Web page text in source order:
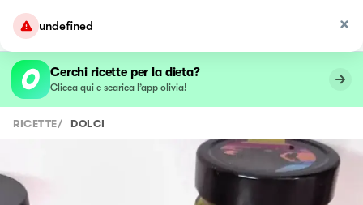
undefined
Cerchi ricette per la dieta?
Clicca qui e scarica l’app olivia!
RICETTE/ DOLCI